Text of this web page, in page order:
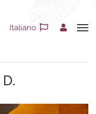
Italiano